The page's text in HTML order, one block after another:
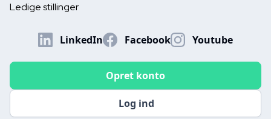
Ledige stillinger
LinkedIn Facebook Youtube
Log ind
Opret konto